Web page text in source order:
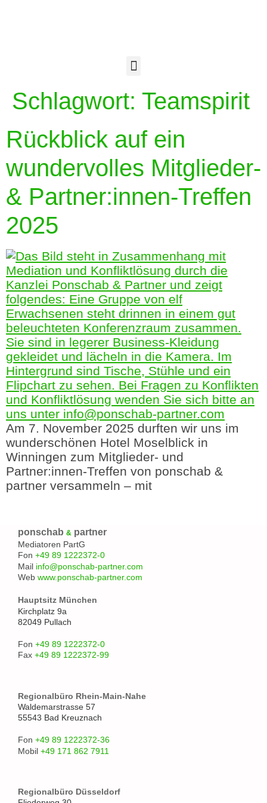
Schlagwort: Teamspirit
Rückblick auf ein
wundervolles Mitglieder-
& Partner:innen-Treffen
2025
Am 7. November 2025 durften wir uns im
wunderschönen Hotel Moselblick in
Winningen zum Mitglieder- und
Partner:innen-Treffen von ponschab &
partner versammeln – mit
ponschab & partner
Mediatoren PartG
Fon +49 89 1222372-0
Mail info@ponschab-partner.com
Web www.ponschab-partner.com
Hauptsitz München
Kirchplatz 9a
82049 Pullach
Fon +49 89 1222372-0
Fax +49 89 1222372-99
Regionalbüro Rhein-Main-Nahe
Waldemarstrasse 57
55543 Bad Kreuznach
Fon +49 89 1222372-36
Mobil +49 171 862 7911
Regionalbüro Düsseldorf